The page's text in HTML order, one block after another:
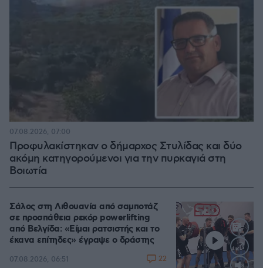
Προφυλακίστηκαν ο δήμαρχος Στυλίδας και δύο
ακόμη κατηγορούμενοι για την πυρκαγιά στη
Βοιωτία
07.08.2026, 07:00
Σάλος στη Λιθουανία από σαμποτάζ
σε προσπάθεια ρεκόρ powerlifting
από Βελγίδα: «Είμαι ρατσιστής και το
έκανα επίτηδες» έγραψε ο δράστης
07.08.2026, 06:51 22